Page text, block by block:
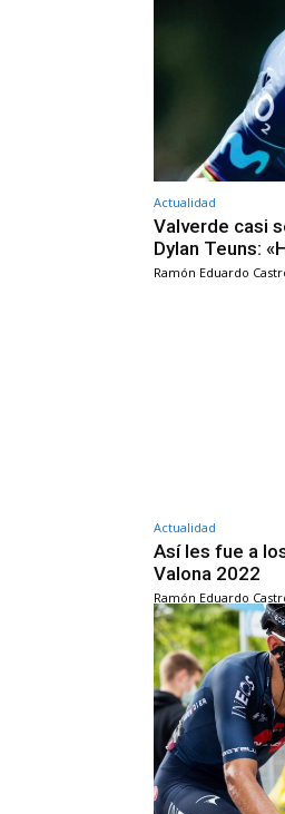
Actualidad
Valverde casi
Dylan Teuns:
Ramón Eduardo
Actualidad
Así les fue a
Valona 2022
Ramón Eduardo